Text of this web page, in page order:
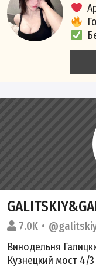
7.0K
Винодельня
Кузнецкий мост 4/3